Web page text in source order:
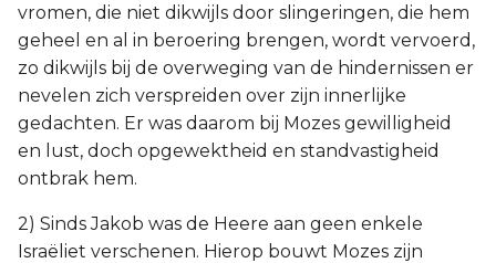
1 Petrus
2 Petrus
1 Johannes
2 Johannes
3 Johannes
vromen, die niet dikwijls door slingeringen, die hem
geheel en al in beroering brengen, wordt vervoerd,
zo dikwijls bij de overweging van de hindernissen er
nevelen zich verspreiden over zijn innerlijke
gedachten. Er was daarom bij Mozes gewilligheid
en lust, doch opgewektheid en standvastigheid
ontbrak hem.
2) Sinds Jakob was de Heere aan geen enkele
Israëliet verschenen. Hierop bouwt Mozes zijn